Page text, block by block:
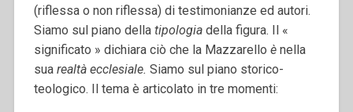
(riflessa o non riflessa) di testimonianze ed autori.
Siamo sul piano della tipologia della figura. Il «
significato » dichiara ciò che la Mazzarello è nella
sua realtà ecclesiale. Siamo sul piano storico-
teologico. Il tema è articolato in tre momenti: